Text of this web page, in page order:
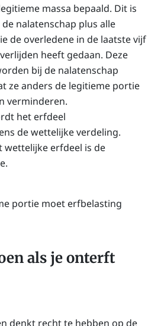
massa bepaald. Dit is
nalatenschap plus alle
de overledene in de laatste vijf
heeft gedaan. Deze
bij de nalatenschap
ze anders de legitieme portie
verminderen.
het erfdeel
de wettelijke verdeling.
wettelijke erfdeel is de
portie moet erfbelasting
als je onterft
denkt recht te hebben op de